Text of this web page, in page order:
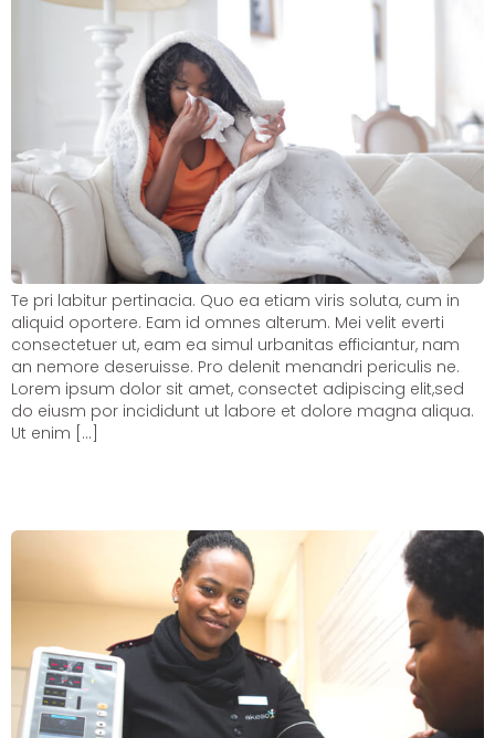
Te pri labitur pertinacia. Quo ea etiam viris soluta, cum in
aliquid oportere. Eam id omnes alterum. Mei velit everti
consectetuer ut, eam ea simul urbanitas efficiantur, nam
an nemore deseruisse. Pro delenit menandri periculis ne.
Lorem ipsum dolor sit amet, consectet adipiscing elit,sed
do eiusm por incididunt ut labore et dolore magna aliqua.
Ut enim […]